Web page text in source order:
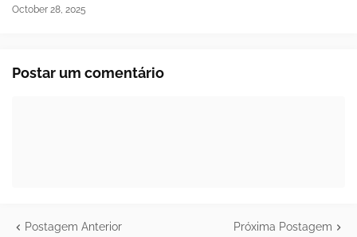
October 28, 2025
Postar um comentário
Postagem Anterior Próxima Postagem